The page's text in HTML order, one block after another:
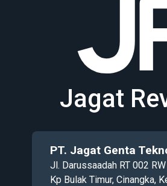
Jagat
PT. Jagat Genta
Jl. Darussaadah RT 002
Kp Bulak Timur, Cinangka,